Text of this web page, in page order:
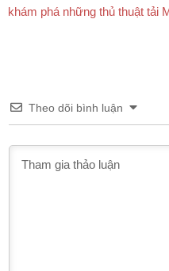
khám phá những thủ thuật tải
Theo dõi bình luận